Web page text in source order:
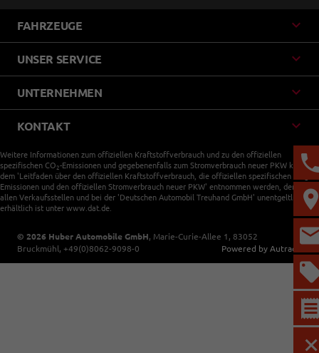
FAHRZEUGE
UNSER SERVICE
UNTERNEHMEN
KONTAKT
Weitere Informationen zum offiziellen Kraftstoffverbrauch und zu den offiziellen
spezifischen CO 2-Emissionen und gegebenenfalls zum Stromverbrauch neuer PKW können
dem 'Leitfaden über den offiziellen Kraftstoffverbrauch, die offiziellen spezifischen CO
Emissionen und den offiziellen Stromverbrauch neuer PKW' entnommen werden, der an
allen Verkaufsstellen und bei der 'Deutschen Automobil Treuhand GmbH' unentgeltlich
erhältlich ist unter www.dat.de.
© 2026 Huber Automobile GmbH, Marie-Curie-Allee 1 , 83052
Bruckmühl, +49(0)8062-9098-0 Powered by Autrado